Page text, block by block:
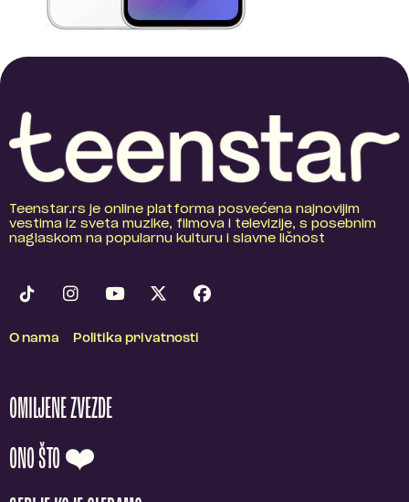
Teenstar.rs je online platforma posvećena najnovijim
vestima iz sveta muzike, filmova i televizije, s posebnim
naglaskom na popularnu kulturu i slavne ličnost
O nama Politika privatnosti
OMILJENE ZVEZDE
ONO ŠTO ❤️